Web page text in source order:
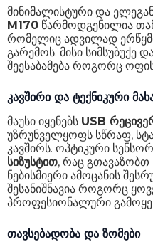
მინიმალისტური და
M170 წარმოდგენილია
რომელიც ადვილად
გარემოს. მისი
შეესაბამება როგორც
კავშირი და ტექნიკური
მაუსი იყენებს USB
უზრუნველყოფს სწრაფ,
კავშირს. ოპტიკური
სიზუსტით, რაც გთავაზობთ
ნებისმიერი ამოცანის
შესანიშნავია როგორც
პროფესიონალური
თავსებადობა და ზომები